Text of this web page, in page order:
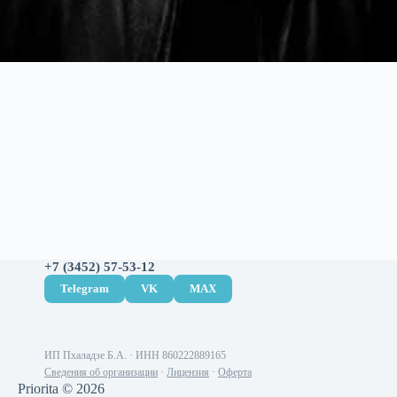
+7 (3452) 57-53-12
Telegram VK MAX
ИП Пхаладзе Б.А. · ИНН 860222889165
Сведения об организации · Лицензия · Оферта
Priorita © 2026